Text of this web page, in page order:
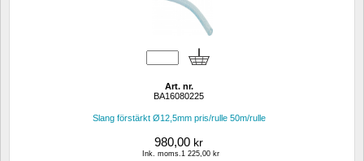
Art. nr.
BA16080225
Slang förstärkt Ø12,5mm pris/rulle 50m/rulle
980,00 kr
Ink. moms.1 225,00 kr